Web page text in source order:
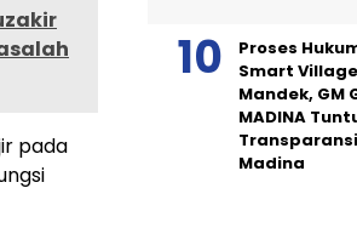
pada
Proses
Smart
Mandek, GM
MADINA
Madina